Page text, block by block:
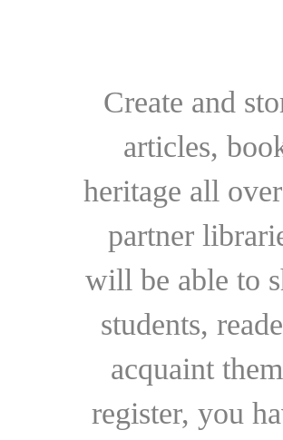
Create and
articles,
heritage all
partner
will be able to
students,
acquaint
register, you